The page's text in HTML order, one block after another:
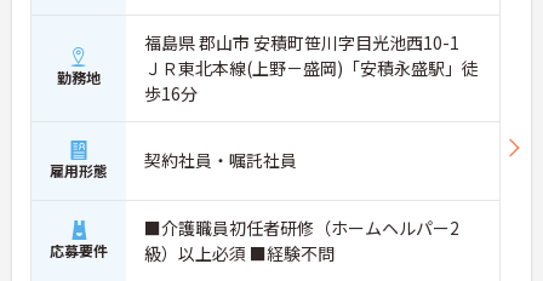
勤務地
福島県 郡山市 安積町笹川字目光池西10-1
ＪＲ東北本線(上野－盛岡)「安積永盛駅」徒
歩16分
雇用形態 契約社員・嘱託社員
応募要件
■介護職員初任者研修（ホームヘルパー2
級）以上必須 ■経験不問